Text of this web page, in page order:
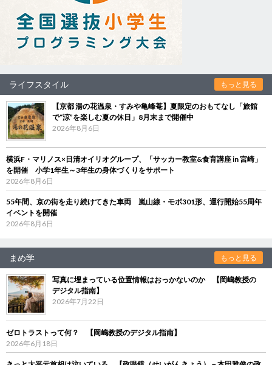
ライフスタイル もっと見る
【京都 湯の花温泉・すみや亀峰菴】夏限定のおもてなし「旅館
で“涼”を楽しむ夏の休日」8月末まで開催中
2026年8月6日
横浜F・マリノス×日清オイリオグループ、「サッカー教室&食育講座 in 宮崎」
を開催 小学1年生～3年生の身体づくりをサポート
2026年8月6日
55年間、京の街を走り続けてきた車両 嵐山線・モボ301形、運行開始55周年
イベントを開催
2026年8月6日
まめ学 もっと見る
写真に埋まっている位置情報はおっかないのか 【岡嶋教授の
デジタル指南】
2026年7月22日
ゼロトラストって何？ 【岡嶋教授のデジタル指南】
2026年6月18日